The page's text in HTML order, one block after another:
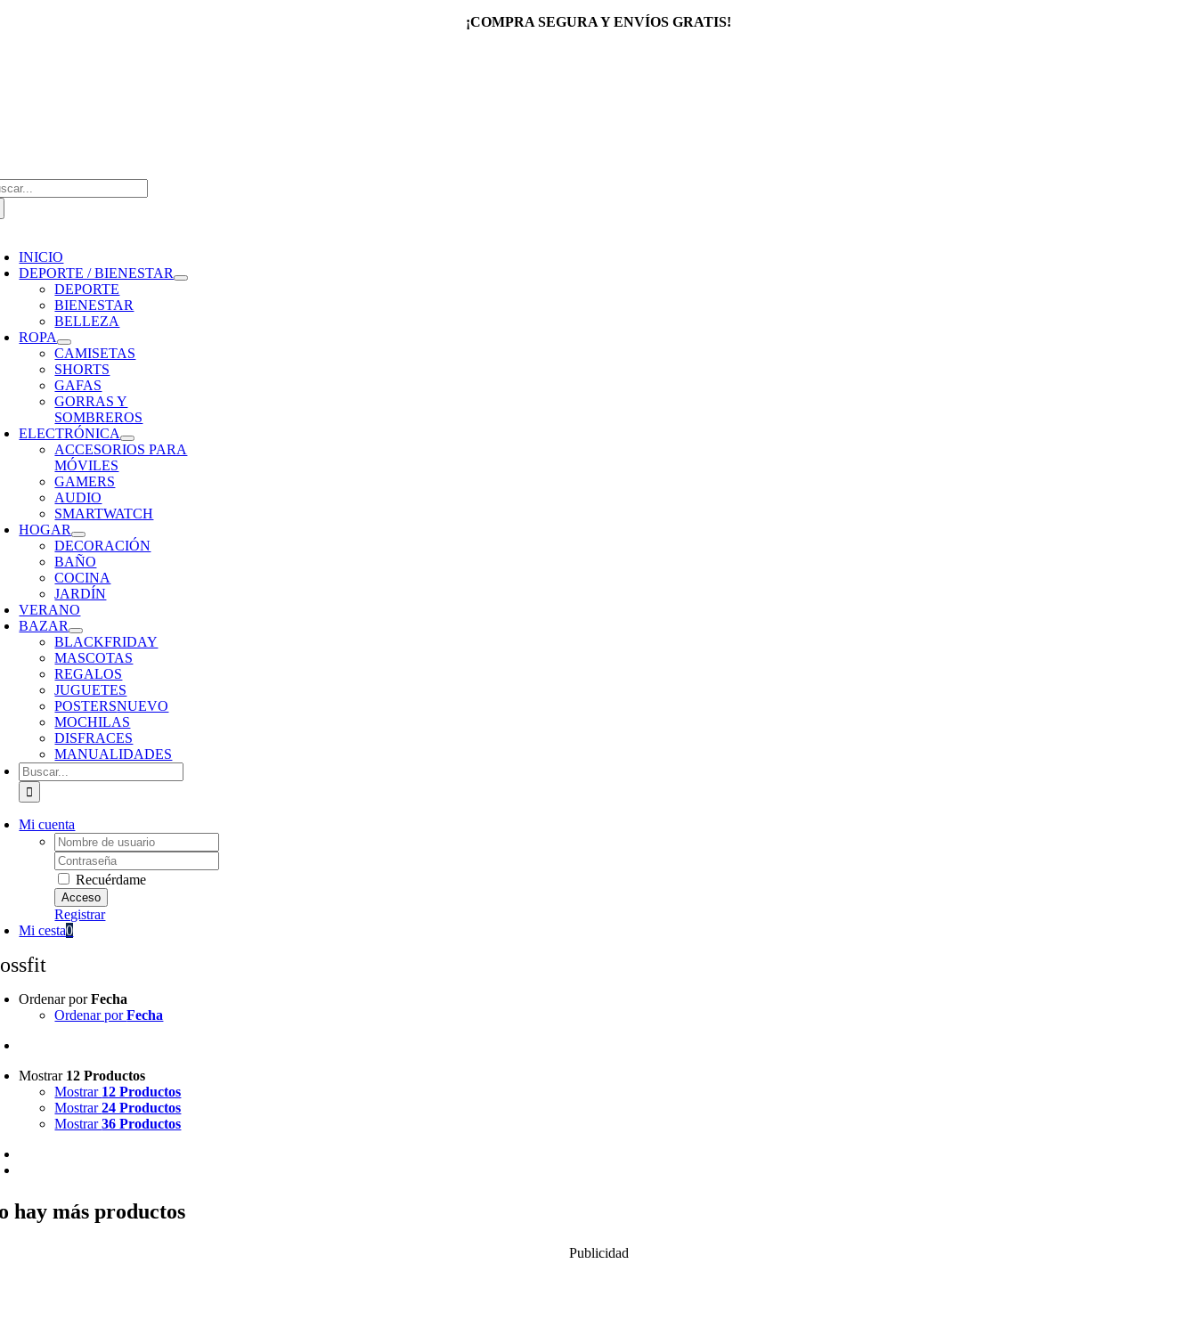
¡COMPRA SEGURA Y ENVÍOS GRATIS!
INICIO
DEPORTE / BIENESTAR
DEPORTE
BIENESTAR
BELLEZA
ROPA
CAMISETAS
SHORTS
GAFAS
GORRAS Y
SOMBREROS
ELECTRÓNICA
ACCESORIOS PARA
MÓVILES
GAMERS
AUDIO
SMARTWATCH
HOGAR
DECORACIÓN
BAÑO
COCINA
JARDÍN
VERANO
BAZAR
BLACKFRIDAY
MASCOTAS
REGALOS
JUGUETES
POSTERSNUEVO
MOCHILAS
DISFRACES
MANUALIDADES
Buscar:
Mi cuenta
Username:
Password:
Recuérdame
Registrar
Mi cesta0
Ordenar porFecha
Ordenar porFecha
Mostrar 12 Productos
Mostrar 12 Productos
Mostrar24 Productos
Mostrar36 Productos
hay más productos
Publicidad